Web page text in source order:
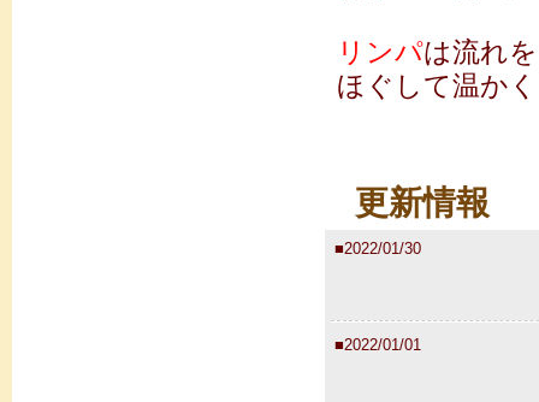
リンパは流れ
ほぐして温か
更新情報
■2022/01/30
■2022/01/01